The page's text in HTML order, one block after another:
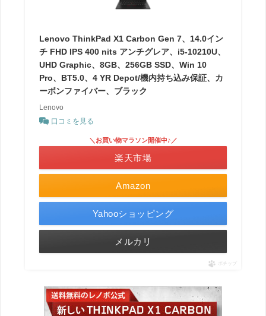
Lenovo ThinkPad X1 Carbon Gen 7、14.0イン
チ FHD IPS 400 nits アンチグレア、i5-10210U、
UHD Graphic、8GB、256GB SSD、Win 10
Pro、BT5.0、4 YR Depot/機内持ち込み保証、カ
ーボンファイバー、ブラック
Lenovo
口コミを見る
Amazon
＼お買い物マラソン開催中♪／
楽天市場
Yahooショッピング
メルカリ
ポチップ